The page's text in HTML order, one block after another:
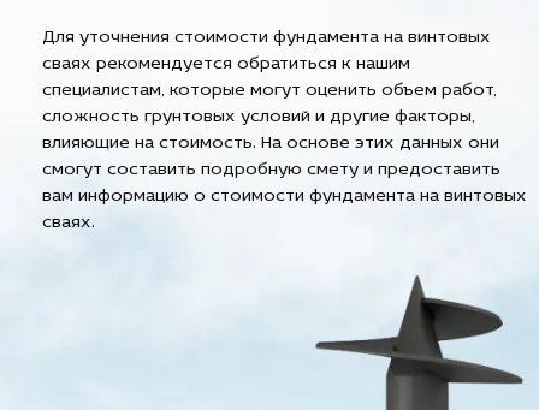
Для уточнения стоимости фундамента на винтовых
сваях рекомендуется обратиться к нашим
специалистам, которые могут оценить объем работ,
сложность грунтовых условий и другие факторы,
влияющие на стоимость. На основе этих данных они
смогут составить подробную смету и предоставить
вам информацию о стоимости фундамента на винтовых
сваях.